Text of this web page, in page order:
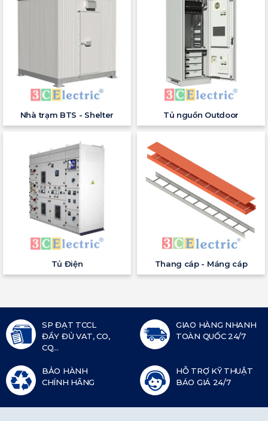
Nhà trạm BTS - Shelter Tủ nguồn Outdoor
Tủ Điện Thang cáp - Máng cáp
SP ĐẠT TCCL
ĐẦY ĐỦ VAT, CO,
CQ...
GIAO HÀNG NHANH
TOÀN QUỐC 24/7
BẢO HÀNH
CHÍNH HÃNG
HỖ TRỢ KỸ THUẬT
BÁO GIÁ 24/7